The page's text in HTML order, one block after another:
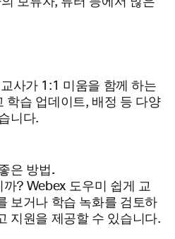
사가 1:1 미움을 함께 하는
학습 업데이트, 배정 등 다양
니다.
은 방법.
? Webex 도우미 쉽게 교
보거나 학습 녹화를 검토하
지원을 제공할 수 있습니다.